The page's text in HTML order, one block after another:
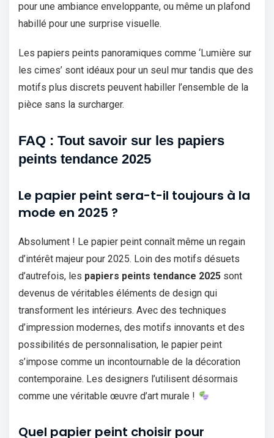
pour une ambiance enveloppante, ou même un plafond
habillé pour une surprise visuelle.
Les papiers peints panoramiques comme ‘Lumière sur
les cimes’ sont idéaux pour un seul mur tandis que des
motifs plus discrets peuvent habiller l’ensemble de la
pièce sans la surcharger.
FAQ : Tout savoir sur les papiers
peints tendance 2025
Le papier peint sera-t-il toujours à la
mode en 2025 ?
Absolument ! Le papier peint connaît même un regain
d’intérêt majeur pour 2025. Loin des motifs désuets
d’autrefois, les papiers peints tendance 2025 sont
devenus de véritables éléments de design qui
transforment les intérieurs. Avec des techniques
d’impression modernes, des motifs innovants et des
possibilités de personnalisation, le papier peint
s’impose comme un incontournable de la décoration
contemporaine. Les designers l’utilisent désormais
comme une véritable œuvre d’art murale !
Quel papier peint choisir pour